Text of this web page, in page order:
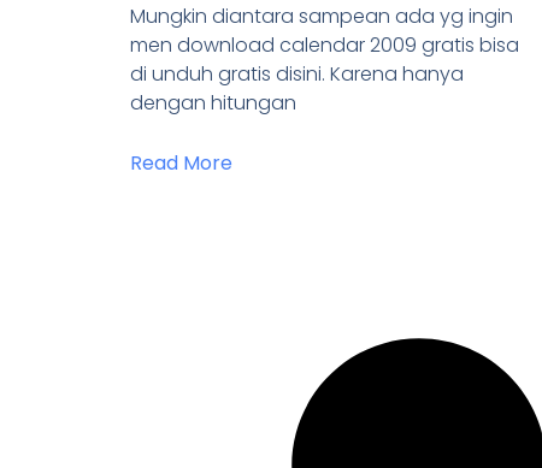
Mungkin diantara sampean ada yg ingin
men download calendar 2009 gratis bisa
di unduh gratis disini. Karena hanya
dengan hitungan
Read More